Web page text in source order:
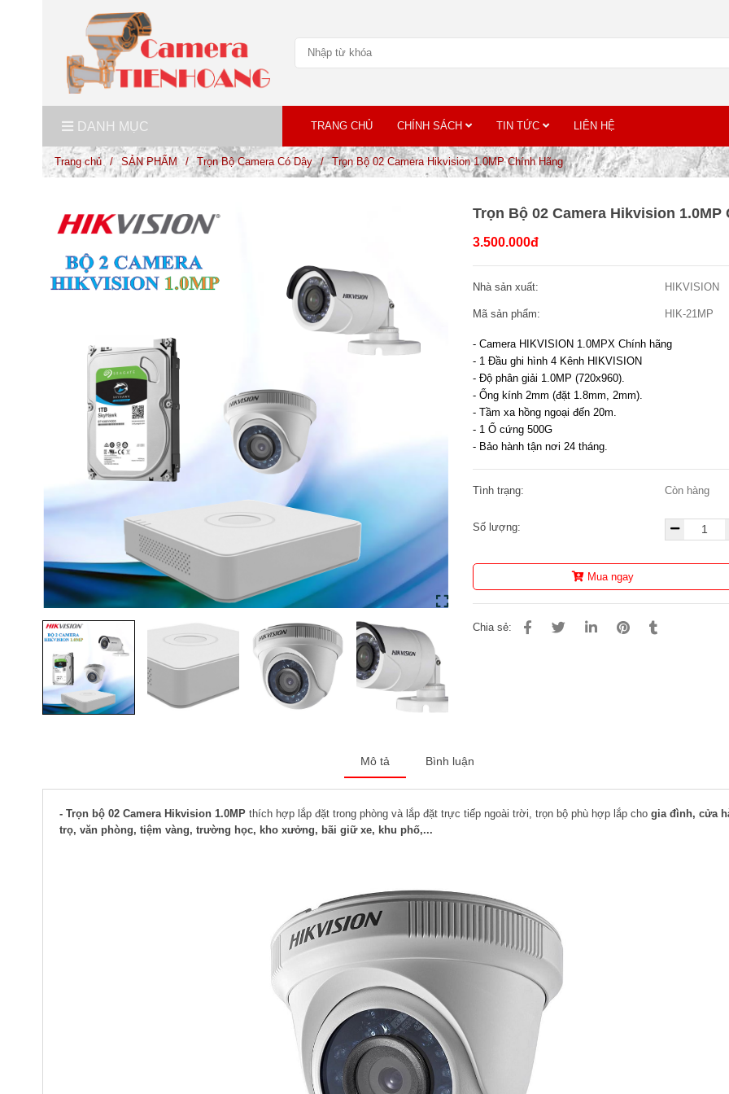
DANH MỤC TRANG CHỦ CHÍNH SÁCH TIN TỨC LIÊN HỆ
Trang chủ / SẢN PHẨM / Trọn Bộ Camera Có Dây / Trọn Bộ 02 Camera Hikvision 1.0MP Chính Hãng
Trọn Bộ 02 Camera Hikvision 1.0MP
3.500.000đ
Nhà sản xuất: HIKVISION
Mã sản phẩm: HIK-21MP
- Camera HIKVISION 1.0MPX Chính hãng
- 1 Đầu ghi hình 4 Kênh HIKVISION
- Độ phân giải 1.0MP (720x960).
- Ống kính 2mm (đặt 1.8mm, 2mm).
- Tầm xa hồng ngoại đến 20m.
- 1 Ổ cứng 500G
- Bảo hành tận nơi 24 tháng.
Tình trạng: Còn hàng
Số lượng:
Mua ngay
Chia sẻ:
Mô tả Bình luận
- Trọn bộ 02 Camera Hikvision 1.0MP thích hợp lắp đặt trong phòng và lắp đặt trực tiếp ngoài trời, trọn bộ phù hợp lắp cho gia đình, cửa
trọ, văn phòng, tiệm vàng, trường học, kho xưởng, bãi giữ xe, khu phố,...